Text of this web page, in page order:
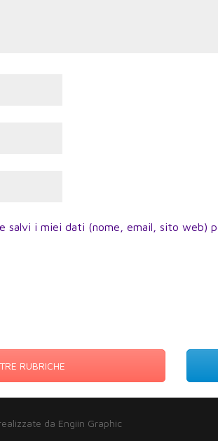
salvi i miei dati (nome, email, sito web)
RUBRICHE
da Engiin Graphic